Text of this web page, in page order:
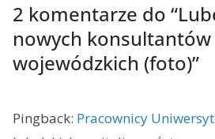
2 komentarze do “
nowych konsultantów
wojewódzkich (foto)”
Pingback: Pracownicy